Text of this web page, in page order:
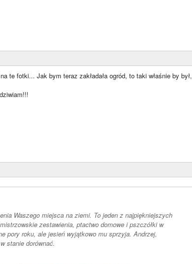
te fotki... Jak bym teraz zakładała ogród, to taki właśnie by był,
Waszego miejsca na ziemi. To jeden z najpiękniejszych
zestawienia, ptactwo domowe i pszczółki w
pory roku, ale jesień wyjątkowo mu sprzyja. Andrzej,
to żadna z nas nie jest Ci w stanie dorównać.